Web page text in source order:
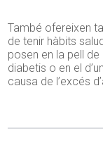
També ofereixen
de tenir hàbits
posen en la pell
diabetis o en el
causa de l’excés